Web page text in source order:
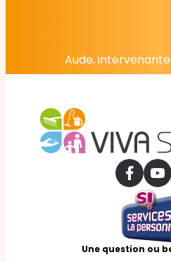
Aude, intervenante
Une question ou